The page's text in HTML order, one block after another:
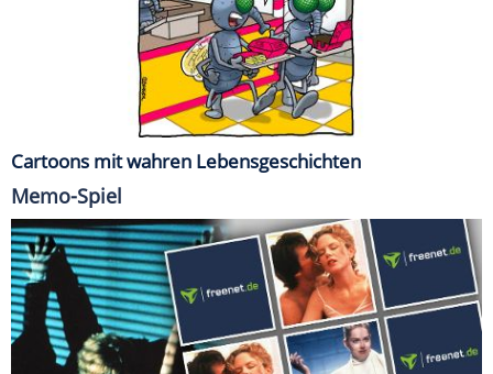
Cartoons mit wahren Lebensgeschichten
Memo-Spiel